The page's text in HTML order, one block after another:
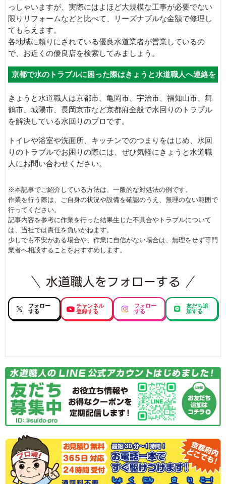
っしゃいますが、実際にはよほど大規模な工事が必要でない
限りリフォームなどと比べて、リーズナブルな金額で修理し
てもらえます。
各地域に頼りにされている優良水道業者が営業しているの
で、お近くの優良店を検索してみましょう。
京都で水のトラブルに困った際はきょうと水道職人へ連絡を
きょうと水道職人は京都市、亀岡市、宇治市、福知山市、舞
鶴市、城陽市、長岡京市など京都府全般で水回りのトラブル
を解決している水回りのプロです。
トイレや浴室や洗面所、キッチンでのつまりをはじめ、水回
りのトラブルでお困りの際には、ぜひ気軽にきょうと水道職
人にお問い合わせください。
※本記事でご紹介している方法は、一般的な対処法の例です。
作業を行う際は、ご自身の状況や設備を確認のうえ、無理のない範囲で
行ってください。
記事内容を参考に作業を行った結果生じた不具合やトラブルについて
は、当社では責任を負いかねます。
少しでも不安がある場合や、作業に自信がない場合は、無理をせず専門
業者へ相談することをおすすめします。
フォロー
する
チャンネル
登録する
フォロー
する
友だち追
加する